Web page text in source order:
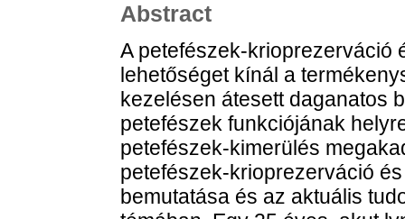
Abstract
A petefészek-krioprezerváció
lehetőséget kínál a
kezelésen átesett daganatos
petefészek funkciójának
petefészek-kimerülés
petefészek-krioprezerváció
bemutatása és az aktuális